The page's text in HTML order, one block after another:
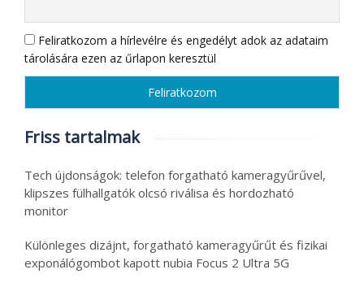
Feliratkozom a hírlevélre és engedélyt adok az adataim
tárolására ezen az űrlapon keresztül
Friss tartalmak
Tech újdonságok: telefon forgatható kameragyűrűvel,
klipszes fülhallgatók olcsó riválisa és hordozható
monitor
Különleges dizájnt, forgatható kameragyűrűt és fizikai
exponálógombot kapott nubia Focus 2 Ultra 5G